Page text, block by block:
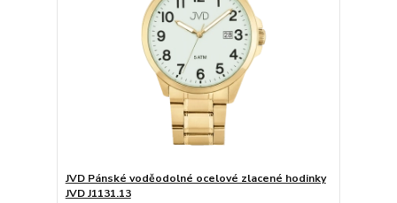
JVD Pánské voděodolné ocelové zlacené hodinky
JVD J1131.13